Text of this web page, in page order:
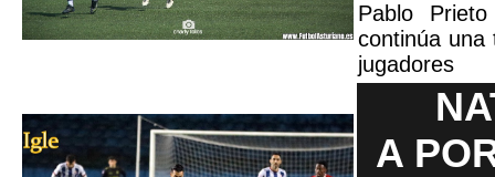
Pablo
continúa una
jugadores
A